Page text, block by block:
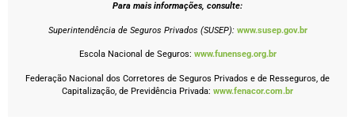
Para mais informações, consulte:
Superintendência de Seguros Privados (SUSEP): www.susep.gov.br
Escola Nacional de Seguros: www.funenseg.org.br
Federação Nacional dos Corretores de Seguros Privados e de Resseguros, de
Capitalização, de Previdência Privada: www.fenacor.com.br